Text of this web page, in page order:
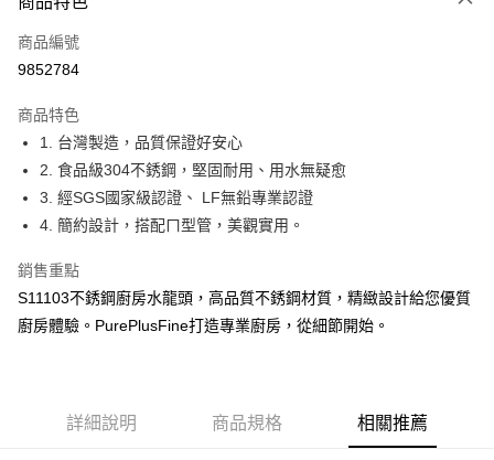
信用卡一次付款
貨到付款
運送方式
付款後全家取貨
每筆NT$47
付款後7-11取貨
7-11取貨(快速到店)
每筆NT$85
貨到付款
商品編號
9852784
商品特色
1. 台灣製造，品質保證好安心
2. 食品級304不銹鋼，堅固耐用、用水無疑愈
3. 經SGS國家級認證、 LF無鉛專業認證
4. 簡約設計，搭配ㄇ型管，美觀實用。
銷售重點
S11103不銹鋼廚房水龍頭，高品質不銹鋼材質，精緻設計給您優質
廚房體驗。PurePlusFine打造專業廚房，從細節開始。
詳細說明 商品規格 相關推薦